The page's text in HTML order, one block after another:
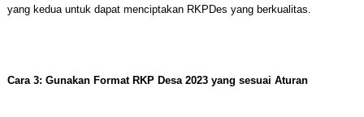
yang kedua untuk dapat menciptakan RKPDes yang berkualitas.
Cara 3: Gunakan Format RKP Desa 2023 yang sesuai Aturan